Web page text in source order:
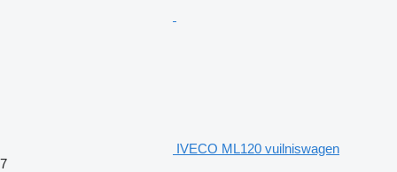
IVECO ML120 vuilniswagen
7